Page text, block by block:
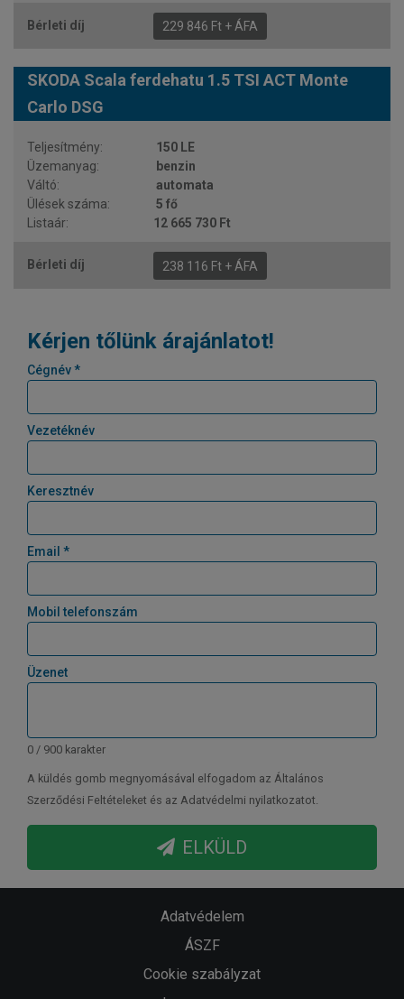
229 846 Ft + ÁFA
SKODA Scala ferdehatu 1.5 TSI ACT Monte
Carlo DSG
150 LE
benzin
automata
5 fő
12 665 730 Ft
238 116 Ft + ÁFA
Kérjen tőlünk árajánlatot!
Cégnév *
Vezetéknév
Keresztnév
Email *
Mobil telefonszám
Üzenet
0 / 900 karakter
A küldés gomb megnyomásával elfogadom az Általános
Szerződési Feltételeket és az Adatvédelmi nyilatkozatot.
ELKÜLD
Adatvédelem
ÁSZF
Cookie szabályzat